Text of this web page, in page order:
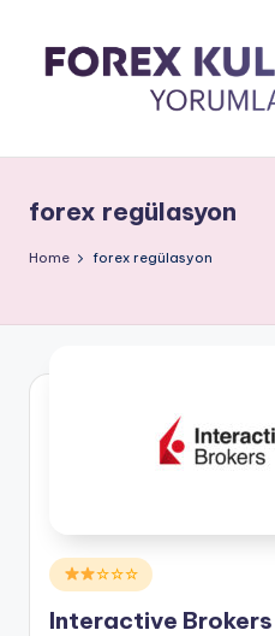
forex regülasyon
Home forex regülasyon
Posted
in
☆☆☆
Interactive